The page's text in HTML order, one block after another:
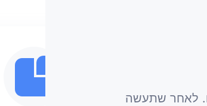
לאחר שתעשה